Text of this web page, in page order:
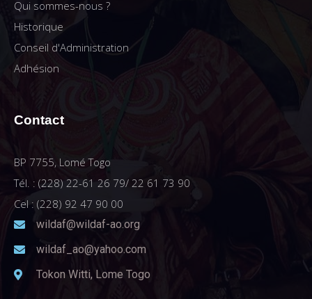
Qui sommes-nous ?
Historique
Conseil d'Administration
Adhésion
Contact
BP 7755, Lomé Togo
Tél. : (228) 22-61 26 79/ 22 61 73 90
Cel : (228) 92 47 90 00
wildaf@wildaf-ao.org
wildaf_ao@yahoo.com
Tokon Witti, Lome Togo